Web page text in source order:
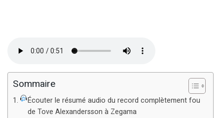
Sommaire
Écouter le résumé audio du record complètement fou
de Tove Alexandersson à Zegama